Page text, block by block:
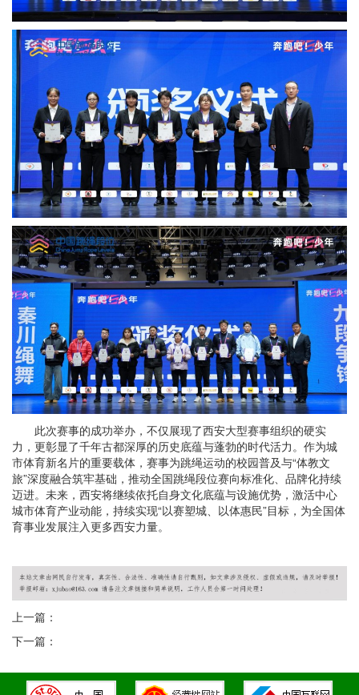
此次赛事的成功举办，不仅展现了西安大型赛事组织的硬实
力，更彰显了千年古都深厚的历史底蕴与蓬勃的时代活力。作为城
市体育新名片的重要载体，赛事为跳绳运动的校园普及与“体教文
旅”深度融合筑牢基础，推动全国跳绳段位赛向标准化、品牌化持续
迈进。未来，西安将继续依托自身文化底蕴与设施优势，激活中心
城市体育产业动能，持续实现“以赛塑城、以体惠民”目标，为全国体
育事业发展注入更多西安力量。
上一篇：
下一篇：